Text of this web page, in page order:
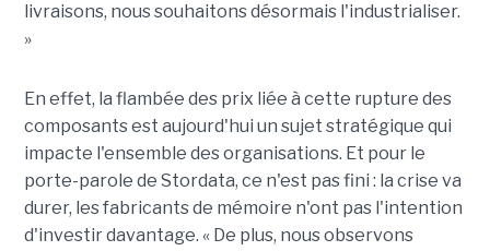
livraisons, nous souhaitons désormais l'industrialiser.
»
En effet, la flambée des prix liée à cette rupture des
composants est aujourd'hui un sujet stratégique qui
impacte l'ensemble des organisations. Et pour le
porte-parole de Stordata, ce n'est pas fini : la crise va
durer, les fabricants de mémoire n'ont pas l'intention
d'investir davantage. « De plus, nous observons